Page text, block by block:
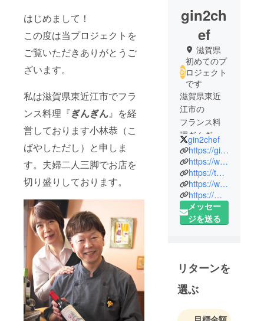
はじめまして！
この度は当プロジェクトを
ご覧いただきありがとうご
ざいます。
私は滋賀県東近江市でフラ
ンス料理『ぎんぎん』を経
営しております小林恭（こ
ばやしただし）と申しま
す。夫婦二人三脚でお店を
切り盛りしております。
gin2ch
ef
滋賀県
初めてのプ
ロジェクト
です
滋賀県東近
江市の
フランス料
理ぎんぎん
のオーナー
シェフ👨‍🍳
シニアソム
リエ🍷ふぐ
調理師🐡
趣味は、
サックス🎷
gin2chef
https://gin2.jp
https://www.instagram.com/gin2chef/
https://tabelog.com/shiga/A2503/A250302/25000120/
https://www.hotpepper.jp/strJ000432754/
https://m.facebook.com/gin2chef
メッセー
ジを送る
リターンを
選ぶ